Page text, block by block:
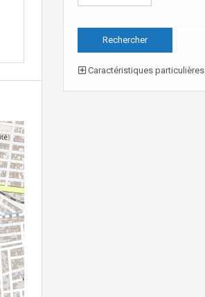
Caractéristiques particulières